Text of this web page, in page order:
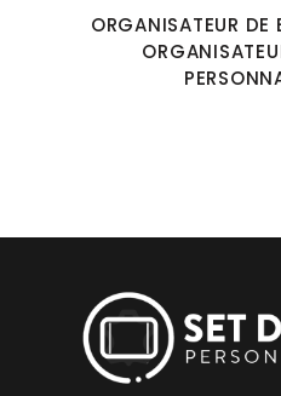
ORGANISATEUR DE